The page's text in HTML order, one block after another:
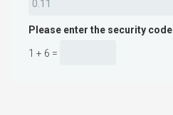
Please enter the security code
1 + 6 =